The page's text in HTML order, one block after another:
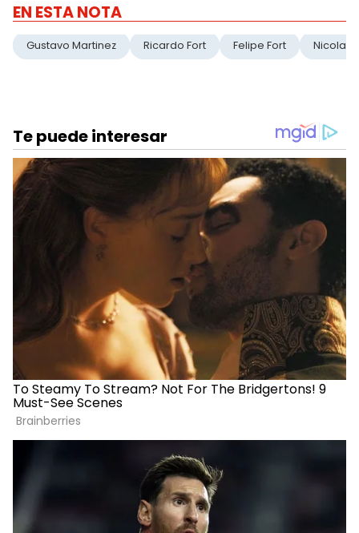
EN ESTA NOTA
Gustavo Martinez Ricardo Fort Felipe Fort Nicolas